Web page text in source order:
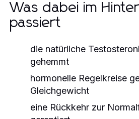
Was dabei im
passiert
die natürliche
gehemmt
hormonelle Regelkreise
Gleichgewicht
eine Rückkehr zur